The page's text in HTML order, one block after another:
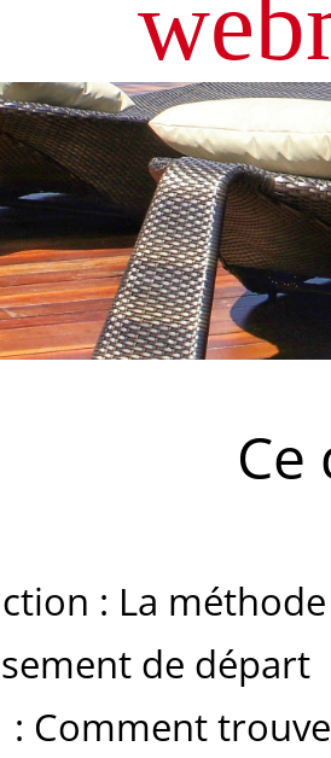
: La
de départ
: Comment